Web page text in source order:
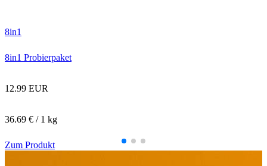
8in1
8in1 Probierpaket
12.99 EUR
36.69 € / 1 kg
Zum Produkt